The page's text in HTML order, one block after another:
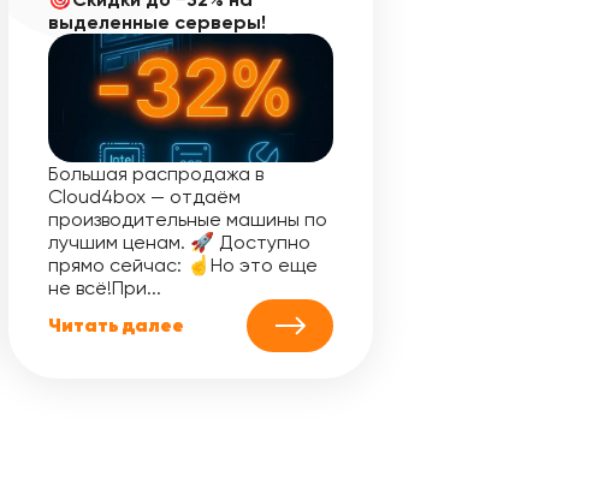
выделенные серверы!
Большая распродажа в
Cloud4box — отдаём
производительные машины по
лучшим ценам. 🚀 Доступно
прямо сейчас: ☝️Но это еще
не всё!При...
Читать далее